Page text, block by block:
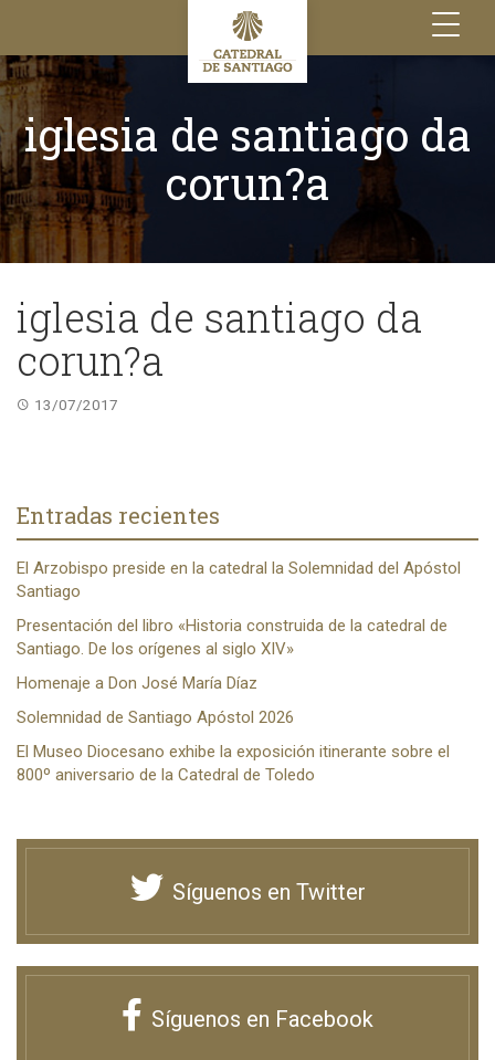
Toggle
navigation
iglesia de santiago da
corun?a
iglesia de santiago da
corun?a
13/07/2017
Entradas recientes
El Arzobispo preside en la catedral la Solemnidad del Apóstol
Santiago
Presentación del libro «Historia construida de la catedral de
Santiago. De los orígenes al siglo XIV»
Homenaje a Don José María Díaz
Solemnidad de Santiago Apóstol 2026
El Museo Diocesano exhibe la exposición itinerante sobre el
800º aniversario de la Catedral de Toledo
Síguenos en Twitter
Síguenos en Facebook